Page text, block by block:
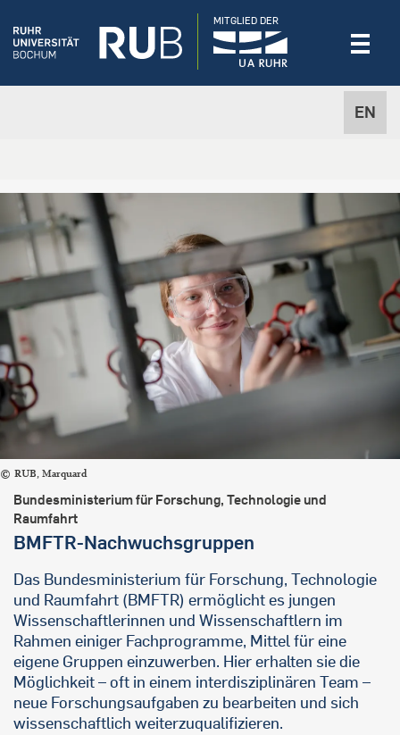
EN
MITGLIED DER
RUB, Marquard
Bundesministerium für Forschung, Technologie und
Raumfahrt
BMFTR-Nachwuchsgruppen
Das Bundesministerium für Forschung, Technologie
und Raumfahrt (BMFTR) ermöglicht es jungen
Wissenschaftlerinnen und Wissenschaftlern im
Rahmen einiger Fachprogramme, Mittel für eine
eigene Gruppen einzuwerben. Hier erhalten sie die
Möglichkeit – oft in einem interdisziplinären Team –
neue Forschungsaufgaben zu bearbeiten und sich
wissenschaftlich weiterzuqualifizieren.